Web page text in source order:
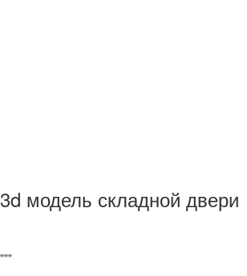
3d модель складной двери
"""